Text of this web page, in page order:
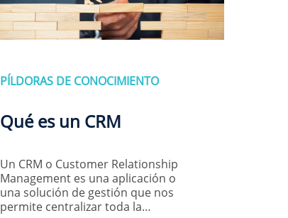
PÍLDORAS DE CONOCIMIENTO
Qué es un CRM
Un CRM o Customer Relationship
Management es una aplicación o
una solución de gestión que nos
permite centralizar toda la…